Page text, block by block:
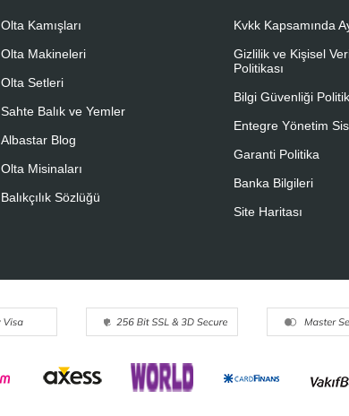
Olta Kamışları
Olta Makineleri
Olta Setleri
Sahte Balık ve Yemler
Albastar Blog
Olta Misinaları
Balıkçılık Sözlüğü
Kvkk Kapsamında
Gizlilik ve Kişisel
Politikası
Bilgi Güvenliği
Entegre Yönetim
Garanti Politika
Banka Bilgileri
Site Haritası